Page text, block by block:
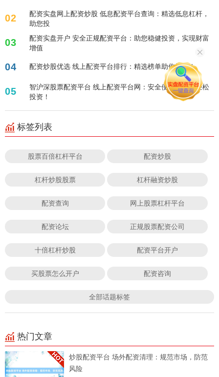
02
配资实盘网上配资炒股 低息配资平台查询：精选低息杠杆，
助您投
03
配资实盘开户 安全正规配资平台：助您稳健投资，实现财富
增值
04 配资炒股优选 线上配资平台排行：精选榜单助你投资！
05
智沪深股票配资平台 线上配资平台网：安全便捷，助您轻松
投资！
标签列表
股票百倍杠杆平台 配资炒股
杠杆炒股股票 杠杆融资炒股
配资查询 网上股票杠杆平台
配资论坛 正规股票配资公司
十倍杠杆炒股 配资平台开户
买股票怎么开户 配资咨询
全部话题标签
热门文章
炒股配资平台 场外配资清理：规范市场，防范
风险